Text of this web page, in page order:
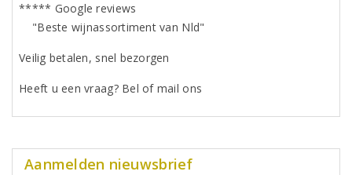
***** Google reviews
"Beste wijnassortiment van Nld"
Veilig betalen, snel bezorgen
Heeft u een vraag? Bel of mail ons
Aanmelden nieuwsbrief